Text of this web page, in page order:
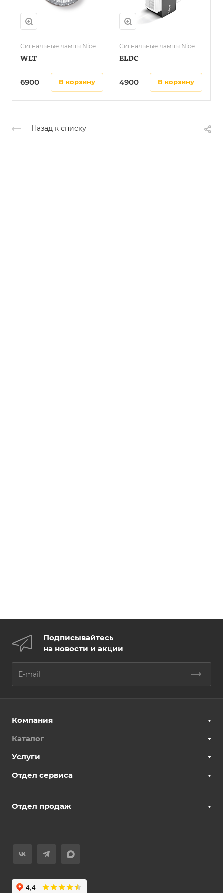
Сигнальные лампы Nice
WLT
6900 в корзину
Сигнальные лампы Nice
ELDC
4900 в корзину
Назад к списку
Подписывайтесь
на новости и акции
Компания
Каталог
Услуги
Отдел сервиса
Отдел продаж